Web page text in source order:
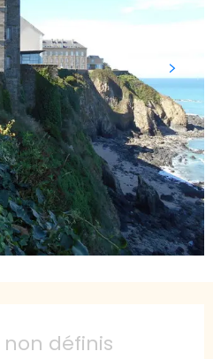
non définis